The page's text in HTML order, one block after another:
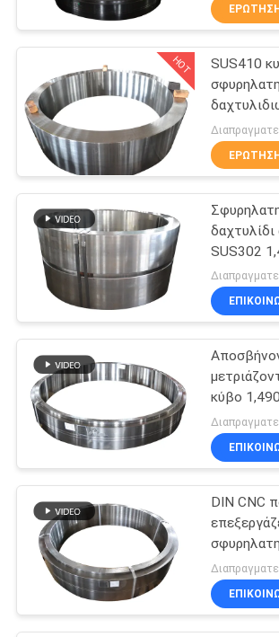
ΠΟΙΟΤΙΚΌΣ
ΈΛΕΓΧΟΣ
ΜΑΣ
ΕΛΆΤΕ
ΣΕ
ΕΠΑΦΉ
ΕΙΔΉΣΕΙΣ
ΖΗΤΉΣΤΕ
ΈΝΑ
ΑΠΌΣΠΑΣΜΑ
SITEMAP
PRIVACY
POLICY
μανίκια
κυλημένα
δαχτυλίδια
Φλάντζα
ενέργειας
HOT
SUS410
SUS302
κύβο
DIN CNC
κυλημένα
250cm στη